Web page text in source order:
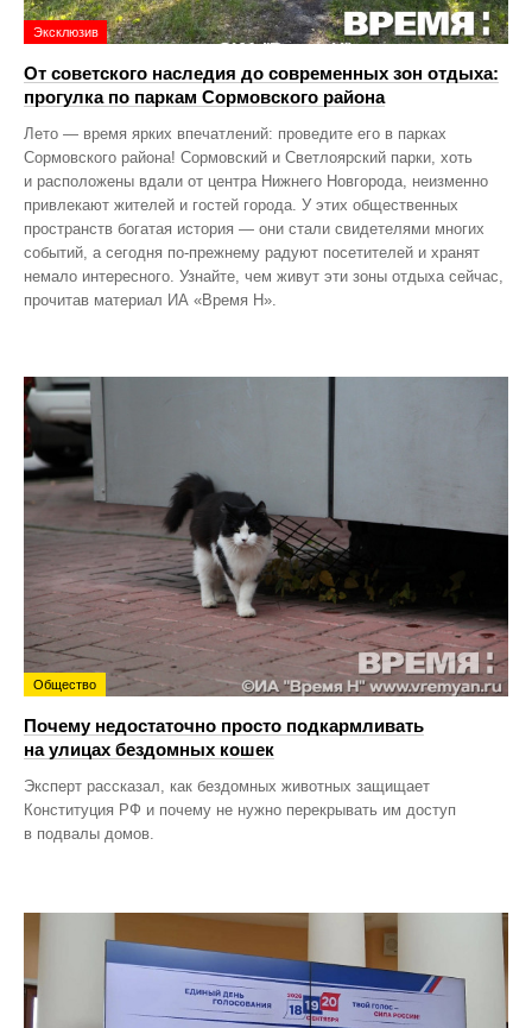
Эксклюзив
От советского наследия до современных зон отдыха:
прогулка по паркам Сормовского района
Лето — время ярких впечатлений: проведите его в парках
Сормовского района! Сормовский и Светлоярский парки, хоть
и расположены вдали от центра Нижнего Новгорода, неизменно
привлекают жителей и гостей города. У этих общественных
пространств богатая история — они стали свидетелями многих
событий, а сегодня по‑прежнему радуют посетителей и хранят
немало интересного. Узнайте, чем живут эти зоны отдыха сейчас,
прочитав материал ИА «Время Н».
Общество
Почему недостаточно просто подкармливать
на улицах бездомных кошек
Эксперт рассказал, как бездомных животных защищает
Конституция РФ и почему не нужно перекрывать им доступ
в подвалы домов.